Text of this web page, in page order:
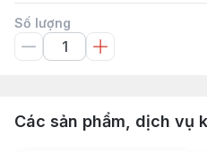
Số lượng
Các sản phẩm, dịch vụ